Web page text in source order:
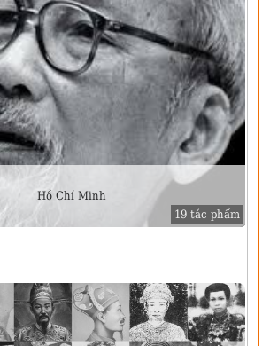
Hồ Chí Minh
19 tác phẩm